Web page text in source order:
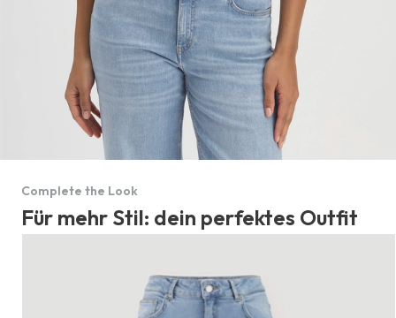
Complete the Look
Für mehr Stil: dein perfektes Outfit